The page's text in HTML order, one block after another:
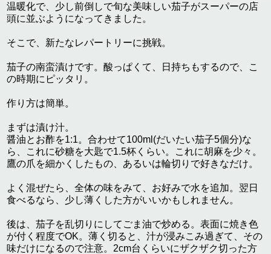
温暖化で、少し前倒しで旬な美味しい茄子がスーパーの店
頭に並ぶようになってきました。
そこで、新たなレパートリーに挑戦。
茄子の南蛮漬けです。酸っぱくて、日持ちもするので、こ
の時期にピッタリ。
作り方は簡単。
まずは漬け汁。
醤油とお酢を1:1。合わせて100ml(だいたい茄子5個分)な
ら、これに砂糖を大匙で1.5杯くらい。これに胡麻を少々。
鷹の爪を細かくしたもの、あるいは輪切りで好きなだけ。
よく混ぜたら、全体の味をみて、お好みで水を追加。翌日
食べるなら、少し薄くした方がいいかもしれません。
後は、茄子を乱切りにしてごま油で炒める。表面に焼き色
が付く程度でOK。薄く切ると、汁が浸みこみ過ぎて、その
味だけになるので注意。2cm台くらいにザクザク切った方